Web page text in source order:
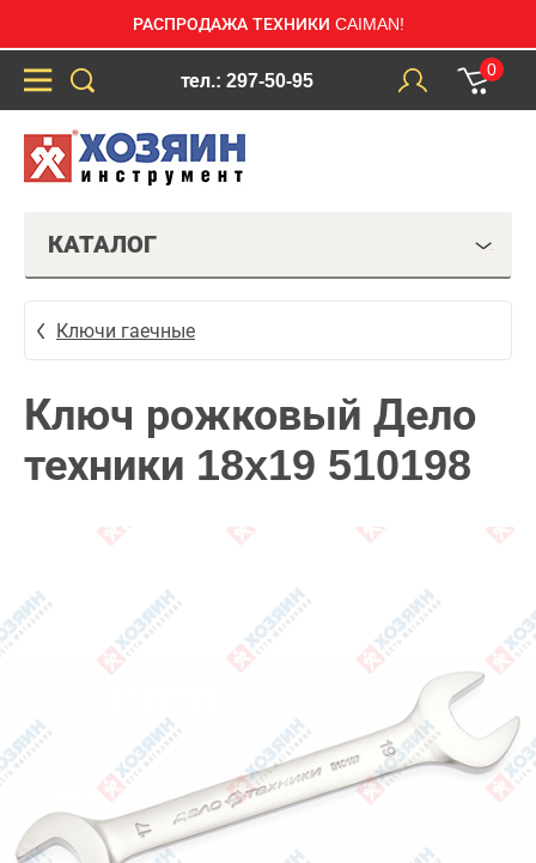
РАСПРОДАЖА ТЕХНИКИ CAIMAN!
тел.: 297-50-95
0
КАТАЛОГ
Ключи гаечные
Ключ рожковый Дело
техники 18x19 510198